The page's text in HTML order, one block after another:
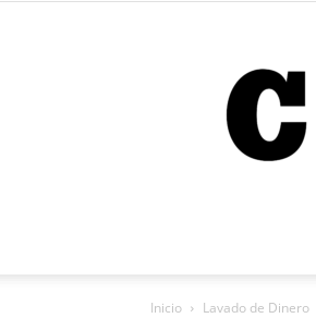
Inicio Lavado de Dinero